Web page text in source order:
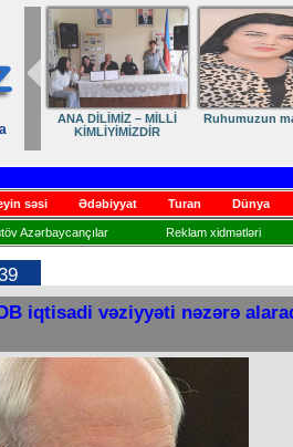
Elmanın öz dünyası
Dövlət
səsi Ədəbiyyat Turan Dünya
Azərbaycançılar Reklam xidmətləri
iqtisadi vəziyyəti nəzərə